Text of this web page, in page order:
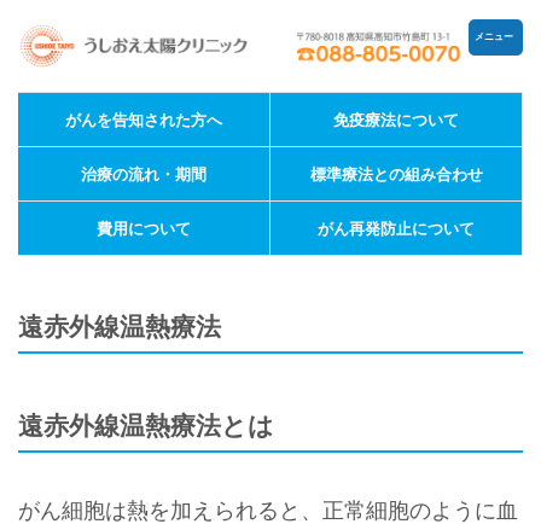
メニュー
がんを告知された方へ 免疫療法について
治療の流れ・期間 標準療法との組み合わせ
費用について がん再発防止について
遠赤外線温熱療法
遠赤外線温熱療法とは
がん細胞は熱を加えられると、正常細胞のように血